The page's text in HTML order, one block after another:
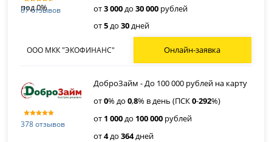
87 отзывов
от3 000до30 000 рублей
от5до30дней
ООО МКК "ЭКОФИНАНС" Онлайн-заявка
378 отзывов
ДоброЗайм - До 100 000 рублей на карту
от0% до0,8% в день (ПСК0-292%)
от 1 000до 100 000 рублей
от4до364дней